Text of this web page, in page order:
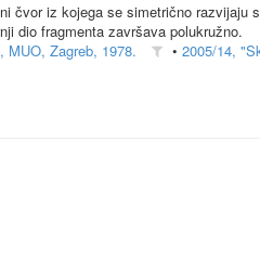
čvor iz kojega se simetrično razvijaju
dio fragmenta završava polukružno.
Zagreb, 1978. • 2005/14,